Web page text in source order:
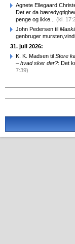
Agnete Ellegaard
Det er da
penge og ikke... (kl.
John Pedersen til
genbruger
31. juli 2026:
K. K. Madsen til Store
– hvad sker der?: Det
7:39)